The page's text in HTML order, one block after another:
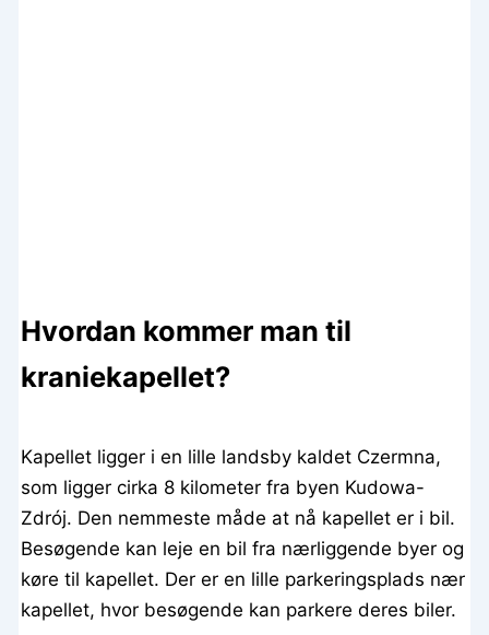
Hvordan kommer man til
kraniekapellet?
Kapellet ligger i en lille landsby kaldet Czermna,
som ligger cirka 8 kilometer fra byen Kudowa-
Zdrój. Den nemmeste måde at nå kapellet er i bil.
Besøgende kan leje en bil fra nærliggende byer og
køre til kapellet. Der er en lille parkeringsplads nær
kapellet, hvor besøgende kan parkere deres biler.